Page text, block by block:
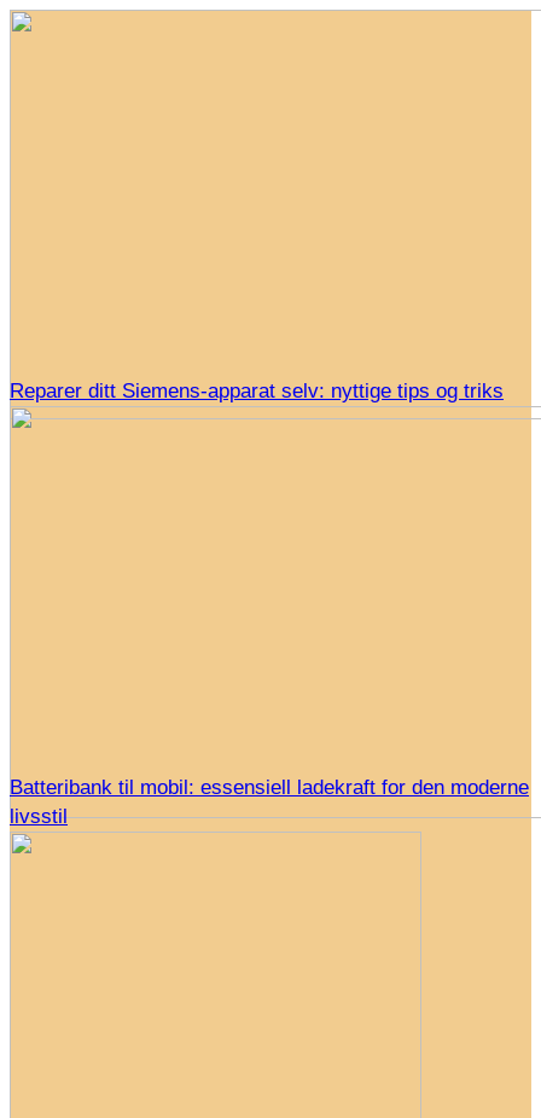
Reparer ditt Siemens-apparat selv: nyttige tips og triks
Batteribank til mobil: essensiell ladekraft for den moderne
livsstil